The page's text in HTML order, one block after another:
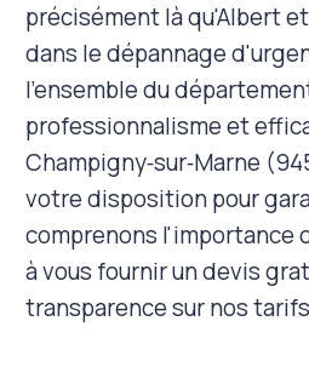
précisément là qu'Albert
dans le dépannage
l'ensemble du
professionnalisme et
Champigny‑sur‑Marne
votre disposition pour
comprenons l'importance
à vous fournir un devis
transparence sur nos